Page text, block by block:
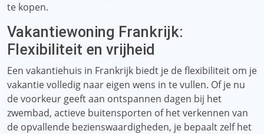
te kopen.
Vakantiewoning Frankrijk:
Flexibiliteit en vrijheid
Een vakantiehuis in Frankrijk biedt je de flexibiliteit om je
vakantie volledig naar eigen wens in te vullen. Of je nu
de voorkeur geeft aan ontspannen dagen bij het
zwembad, actieve buitensporten of het verkennen van
de opvallende bezienswaardigheden, je bepaalt zelf het